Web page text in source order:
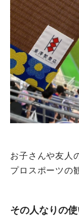
お子さんや友人
プロスポーツの
その人なりの